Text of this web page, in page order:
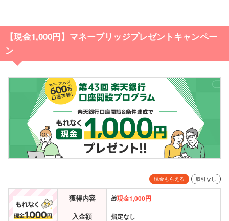
【現金1,000円】マネーブリッジプレゼントキャンペー
ン
現金もらえる 取引なし
獲得内容 🎁現金1,000円
入金額 指定なし